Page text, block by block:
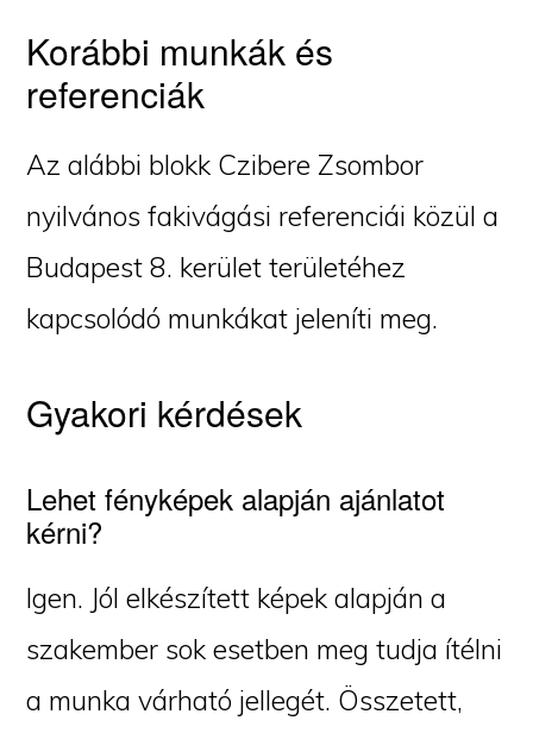
Korábbi munkák és
referenciák
Az alábbi blokk Czibere Zsombor
nyilvános fakivágási referenciái közül a
Budapest 8. kerület területéhez
kapcsolódó munkákat jeleníti meg.
Gyakori kérdések
Lehet fényképek alapján ajánlatot
kérni?
Igen. Jól elkészített képek alapján a
szakember sok esetben meg tudja ítélni
a munka várható jellegét. Összetett,